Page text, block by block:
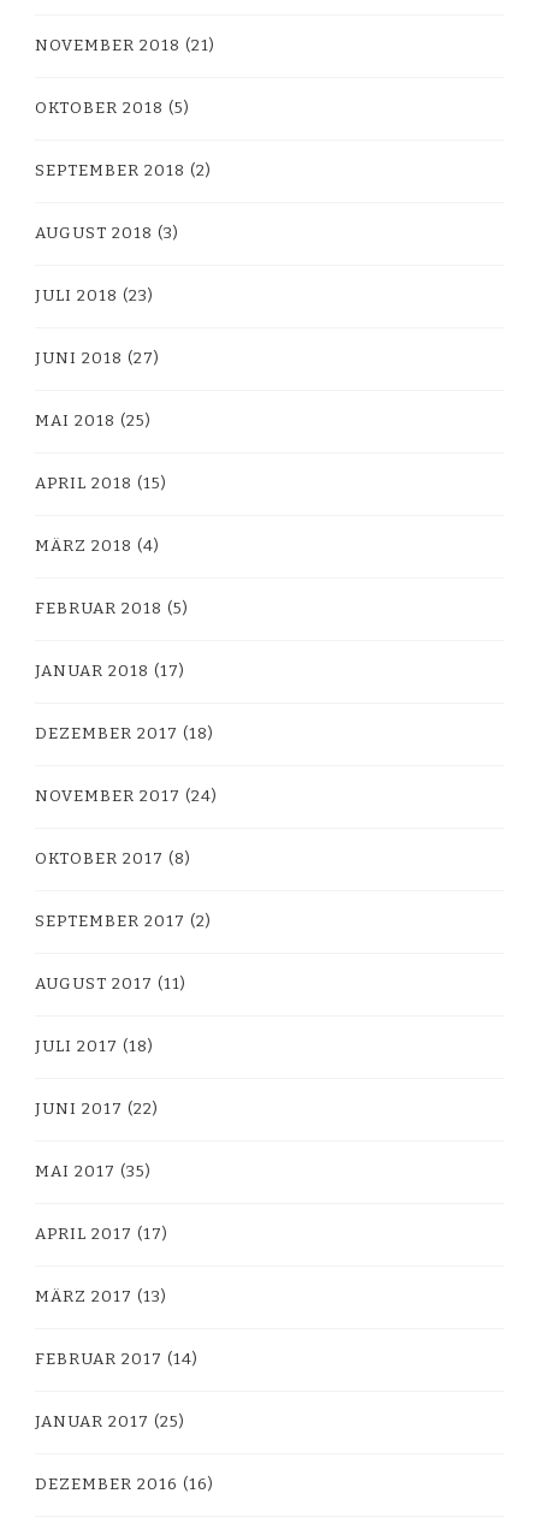
NOVEMBER 2018 (21)
OKTOBER 2018 (5)
SEPTEMBER 2018 (2)
AUGUST 2018 (3)
JULI 2018 (23)
JUNI 2018 (27)
MAI 2018 (25)
APRIL 2018 (15)
MÄRZ 2018 (4)
FEBRUAR 2018 (5)
JANUAR 2018 (17)
DEZEMBER 2017 (18)
NOVEMBER 2017 (24)
OKTOBER 2017 (8)
SEPTEMBER 2017 (2)
AUGUST 2017 (11)
JULI 2017 (18)
JUNI 2017 (22)
MAI 2017 (35)
APRIL 2017 (17)
MÄRZ 2017 (13)
FEBRUAR 2017 (14)
JANUAR 2017 (25)
DEZEMBER 2016 (16)